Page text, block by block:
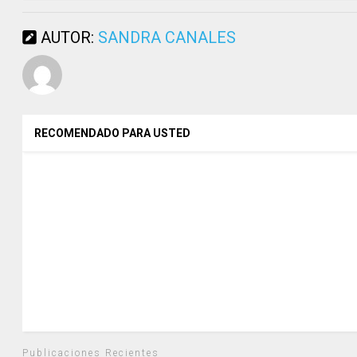
AUTOR: SANDRA CANALES
RECOMENDADO PARA USTED
Publicaciones Recientes